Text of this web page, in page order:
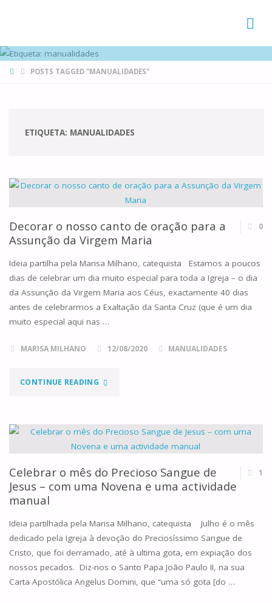
HOMEPOSTS TAGGED "MANUALIDADES"
ETIQUETA: MANUALIDADES
Decorar o nosso canto de oração para a
Assunção da Virgem Maria
0
Ideia partilha pela Marisa Milhano, catequista Estamos a poucos
dias de celebrar um dia muito especial para toda a Igreja – o dia
da Assunção da Virgem Maria aos Céus, exactamente 40 dias
antes de celebrarmos a Exaltação da Santa Cruz (que é um dia
muito especial aqui nas …
MARISA MILHANO 12/08/2020 MANUALIDADES
CONTINUE READING"DECORAR
NOSSO
DE
PARA
A
Celebrar o mês do Precioso Sangue de
Jesus – com uma Novena e uma actividade
manual
1
Ideia partilhada pela Marisa Milhano, catequista Julho é o mês
dedicado pela Igreja à devoção do Preciosíssimo Sangue de
Cristo, que foi derramado, até à ultima gota, em expiação dos
nossos pecados. Diz-nos o Santo Papa João Paulo II, na sua
Carta Apostólica Angelus Domini, que “uma só gota [do …